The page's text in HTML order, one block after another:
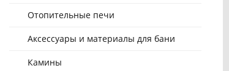
Отопительные печи
Аксессуары и материалы для бани
Камины